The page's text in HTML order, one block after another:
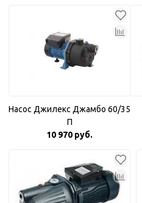
Насос Джилекс Джамбо 60/35
П
10 970 руб.